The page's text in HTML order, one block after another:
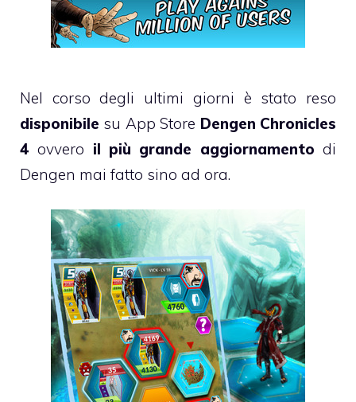
Nel corso degli ultimi giorni è stato reso
disponibile su App Store Dengen Chronicles
4 ovvero il più grande aggiornamento di
Dengen mai fatto sino ad ora.